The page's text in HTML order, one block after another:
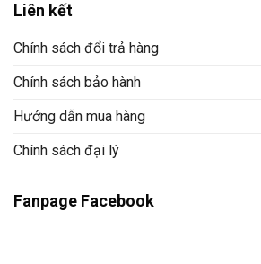
Liên kết
Chính sách đổi trả hàng
Chính sách bảo hành
Hướng dẫn mua hàng
Chính sách đại lý
Fanpage Facebook